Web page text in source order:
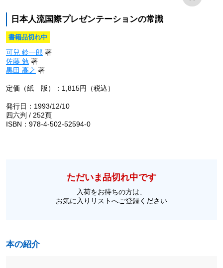
日本人流国際プレゼンテーションの常識
書籍品切れ中
可兒 鈴一郎 著
佐藤 勉著
黒田 高之 著
定価（紙 版）：1,815円（税込）
発行日：1993/12/10
四六判 / 252頁
ISBN：978-4-502-52594-0
ただいま品切れ中です
入荷をお待ちの方は、
お気に入りリストへご登録ください
本の紹介